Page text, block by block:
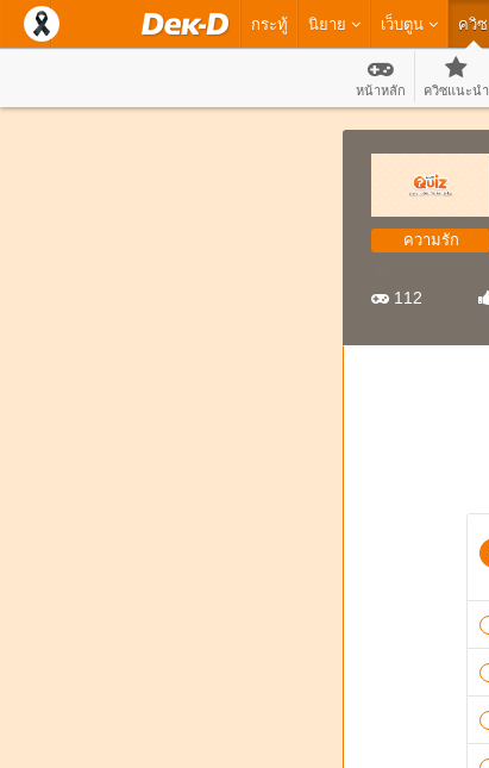
กระทู้ นิยาย เว็บตูน ควิซ
หน้าหลัก ควิซแนะนำ
ความรัก
112